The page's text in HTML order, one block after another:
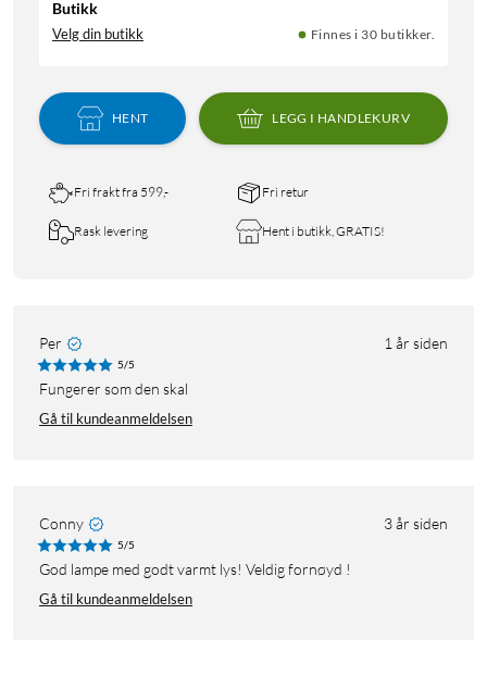
Butikk
Velg din butikk Finnes i 30 butikker.
HENT LEGG I HANDLEKURV
Fri frakt fra 599,- Fri retur
Rask levering Hent i butikk, GRATIS!
Per 1 år siden
5/5
Fungerer som den skal
Gå til kundeanmeldelsen
Conny 3 år siden
5/5
God lampe med godt varmt lys! Veldig fornøyd !
Gå til kundeanmeldelsen